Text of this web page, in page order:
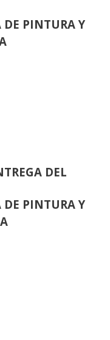
PINTURA Y
DEL
PINTURA Y